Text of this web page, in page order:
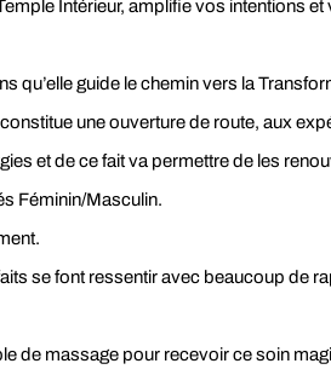
Intérieur, ampliﬁe vos intentions
qu’elle guide le chemin vers la
une ouverture de route, aux
et de ce fait va permettre de les
Féminin/Masculin.
se font ressentir avec beaucoup de
de massage pour recevoir ce soin